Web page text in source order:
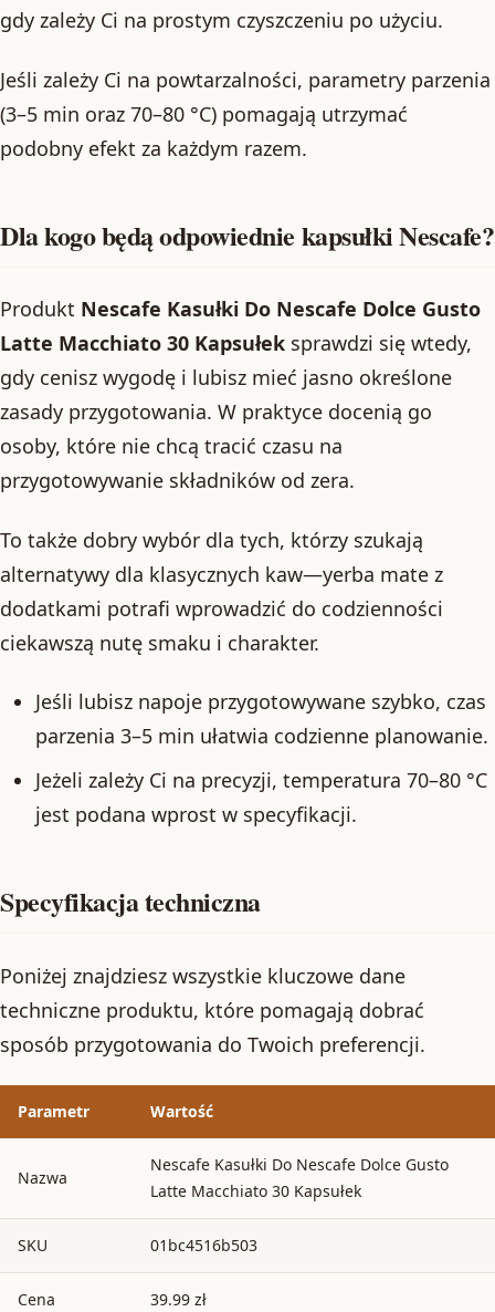
gdy zależy Ci na prostym czyszczeniu po użyciu.
Jeśli zależy Ci na powtarzalności, parametry parzenia
(3–5 min oraz 70–80 °C) pomagają utrzymać
podobny efekt za każdym razem.
Dla kogo będą odpowiednie kapsułki Nescafe?
Produkt Nescafe Kasułki Do Nescafe Dolce Gusto
Latte Macchiato 30 Kapsułek sprawdzi się wtedy,
gdy cenisz wygodę i lubisz mieć jasno określone
zasady przygotowania. W praktyce docenią go
osoby, które nie chcą tracić czasu na
przygotowywanie składników od zera.
To także dobry wybór dla tych, którzy szukają
alternatywy dla klasycznych kaw—yerba mate z
dodatkami potrafi wprowadzić do codzienności
ciekawszą nutę smaku i charakter.
Jeśli lubisz napoje przygotowywane szybko, czas
parzenia 3–5 min ułatwia codzienne planowanie.
Jeżeli zależy Ci na precyzji, temperatura 70–80 °C
jest podana wprost w specyfikacji.
Specyfikacja techniczna
Poniżej znajdziesz wszystkie kluczowe dane
techniczne produktu, które pomagają dobrać
sposób przygotowania do Twoich preferencji.
Parametr Wartość
Nazwa
Nescafe Kasułki Do Nescafe Dolce Gusto
Latte Macchiato 30 Kapsułek
SKU 01bc4516b503
Cena 39.99 zł